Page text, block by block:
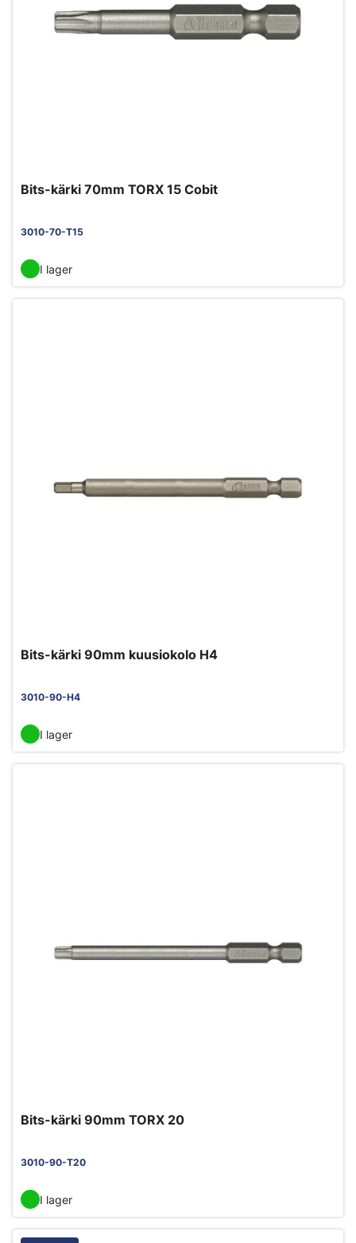
Bits-kärki 70mm TORX 15 Cobit
3010-70-T15
I lager
Bits-kärki 90mm kuusiokolo H4
3010-90-H4
I lager
Bits-kärki 90mm TORX 20
3010-90-T20
I lager